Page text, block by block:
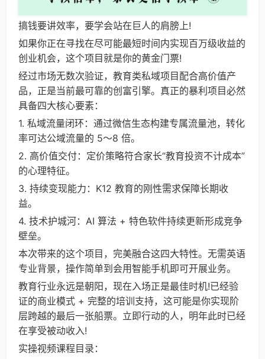
搞钱要讲效率，要学会站在巨人的肩膀上!
如果你正在寻找在尽可能最短时间内实现百万级收益的
创业机会，这个项目就是你的黄金门票!
经过市场无数次验证，教育类私域项目配合高价值产
品，正是当前最可靠的创富引擎。真正的暴利项目必然
具备四大核心要素：
1. 私域流量闭环：通过微信生态构建专属流量池，转化
率可达公域流量的 5～8 倍。
2. 高价值交付：定价策略符合家长“教育投资不计成本”
的心理特征。
3. 持续变现能力：K12 教育的刚性需求保障长期收
益。
4. 技术护城河：AI 算法 + 特色软件持续更新形成竞争
壁垒。
本次带来的这个项目，完美融合这四大特性。无需英语
专业背景，操作简单到会用智能手机即可开展业务。
教育行业永远是朝阳，现在入场正是最佳时机!已经验
证的商业模式 + 完整的培训支持，这可能是你实现阶
层跨越的最后一张船票。立即行动的人，明年此时已经
在享受被动收入!
实操视频课程目录：